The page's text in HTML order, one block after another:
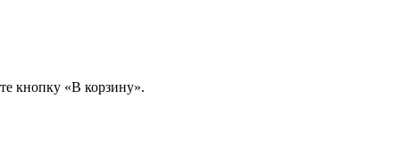
кнопку «В корзину».